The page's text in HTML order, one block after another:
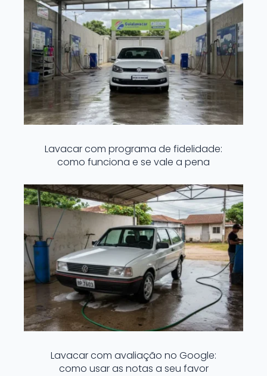
Lavacar com programa de fidelidade:
como funciona e se vale a pena
Lavacar com avaliação no Google:
como usar as notas a seu favor